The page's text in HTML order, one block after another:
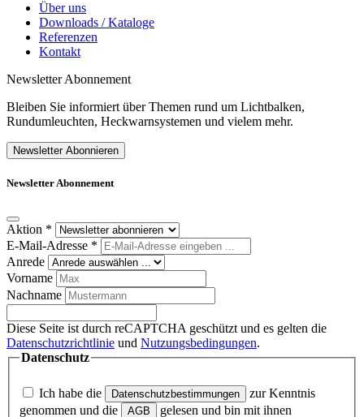
Über uns
Downloads / Kataloge
Referenzen
Kontakt
Newsletter Abonnement
Bleiben Sie informiert über Themen rund um Lichtbalken,
Rundumleuchten, Heckwarnsystemen und vielem mehr.
Newsletter Abonnieren
Newsletter Abonnement
Aktion *
E-Mail-Adresse *
Anrede
Vorname
Nachname
Diese Seite ist durch reCAPTCHA geschützt und es gelten die
Datenschutzrichtlinie und Nutzungsbedingungen.
Datenschutz
Ich habe die Datenschutzbestimmungen
zur Kenntnis
genommen und die
AGB
gelesen und bin mit ihnen